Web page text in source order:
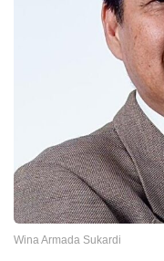
Wina Armada Sukardi